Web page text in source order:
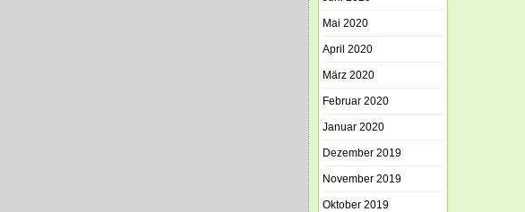
Mai 2020
April 2020
März 2020
Februar 2020
Januar 2020
Dezember 2019
November 2019
Oktober 2019